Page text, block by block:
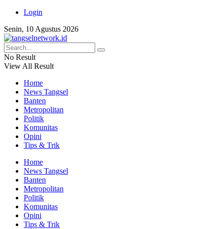
Login
Senin, 10 Agustus 2026
No Result
View All Result
Home
News Tangsel
Banten
Metropolitan
Politik
Komunitas
Opini
Tips & Trik
Home
News Tangsel
Banten
Metropolitan
Politik
Komunitas
Opini
Tips & Trik